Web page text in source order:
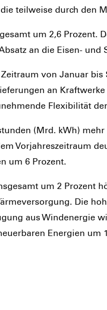
teil­wei­se durch den
um 2,6 Pro­zent.
an die Eisen-
von Janu­ar
an
Fle­xi­bi­li­tät
(Mrd. kWh)
Vor­jah­res­zeit­raum
um 6 Pro­zent.
um 2 Pro­zent
Die
aus Wind­ener­gie
Ener­gien um